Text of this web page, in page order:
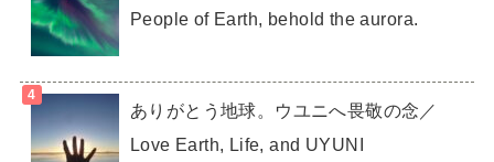
People of Earth, behold the aurora.
ありがとう地球。ウユニへ畏敬の念／
Love Earth, Life, and UYUNI